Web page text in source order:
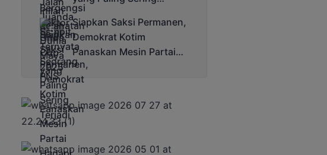
Terjadi
Siapkan Saksi Permanen,
Demokrat Kotim
Panaskan Mesin Partai
Hadapi Pemilu 2029